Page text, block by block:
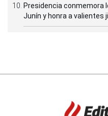
Presidencia conmemora
Junín y honra a valientes